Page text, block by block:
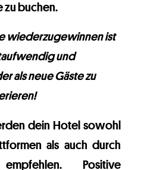
zu buchen.
wiederzugewinnen ist
und
als neue Gäste zu
dein Hotel sowohl
als auch durch
Positive